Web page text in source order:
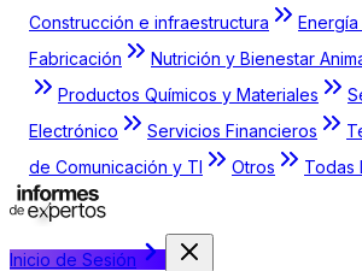
Construcción e infraestructura
Fabricación
Nutrición y Bienestar
Productos Químicos y Materiales
Electrónico
Servicios Financieros
de Comunicación y TI
Otros Todas
Inicio de Sesión